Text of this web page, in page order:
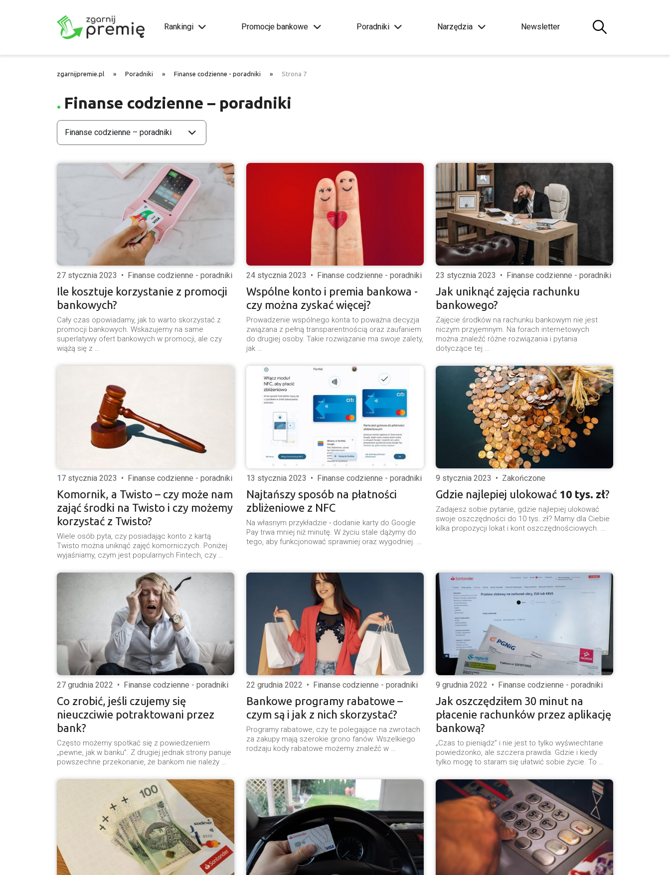
Rankingi Promocje bankowe Poradniki Narzędzia Newsletter
zgarnijpremie.pl » Poradniki » Finanse codzienne - poradniki » Strona 7
Finanse codzienne – poradniki
Finanse codzienne – poradniki
27 stycznia 2023 • Finanse codzienne - poradniki
Ile kosztuje korzystanie z promocji
bankowych?
Cały czas opowiadamy, jak to warto skorzystać z
promocji bankowych. Wskazujemy na same
superlatywy ofert bankowych w promocji, ale czy
wiążą się z …
24 stycznia 2023 • Finanse codzienne - poradniki
Wspólne konto i premia bankowa -
czy można zyskać więcej?
Prowadzenie wspólnego konta to poważna decyzja
związana z pełną transparentnością oraz zaufaniem
do drugiej osoby. Takie rozwiązanie ma swoje zalety,
jak …
23 stycznia 2023 • Finanse codzienne - poradniki
Jak uniknąć zajęcia rachunku
bankowego?
Zajęcie środków na rachunku bankowym nie jest
niczym przyjemnym. Na forach internetowych
można znaleźć różne rozwiązania i pytania
dotyczące tej …
17 stycznia 2023 • Finanse codzienne - poradniki
Komornik, a Twisto – czy może nam
zająć środki na Twisto i czy możemy
korzystać z Twisto?
Wiele osób pyta, czy posiadając konto z kartą
Twisto można uniknąć zajęć komorniczych. Poniżej
wyjaśniamy, czym jest popularnych Fintech, czy …
13 stycznia 2023 • Finanse codzienne - poradniki
Najtańszy sposób na płatności
zbliżeniowe z NFC
Na własnym przykładzie - dodanie karty do Google
Pay trwa mniej niż minutę. W życiu stale dążymy do
tego, aby funkcjonować sprawniej oraz wygodniej. …
9 stycznia 2023 • Zakończone
Gdzie najlepiej ulokować 10 tys. zł?
Zadajesz sobie pytanie, gdzie najlepiej ulokować
swoje oszczędności do 10 tys. zł? Mamy dla Ciebie
kilka propozycji lokat i kont oszczędnościowych. …
27 grudnia 2022 • Finanse codzienne - poradniki
Co zrobić, jeśli czujemy się
nieuczciwie potraktowani przez
bank?
Często możemy spotkać się z powiedzeniem
„pewne, jak w banku”. Z drugiej jednak strony panuje
powszechne przekonanie, że bankom nie należy …
22 grudnia 2022 • Finanse codzienne - poradniki
Bankowe programy rabatowe –
czym są i jak z nich skorzystać?
Programy rabatowe, czy te polegające na zwrotach
za zakupy mają szerokie grono fanów. Wszelkiego
rodzaju kody rabatowe możemy znaleźć w …
9 grudnia 2022 • Finanse codzienne - poradniki
Jak oszczędziłem 30 minut na
płacenie rachunków przez aplikację
bankową?
„Czas to pieniądz” i nie jest to tylko wyświechtane
powiedzonko, ale szczera prawda. Gdzie i kiedy
tylko mogę to staram się ułatwić sobie życie. To …